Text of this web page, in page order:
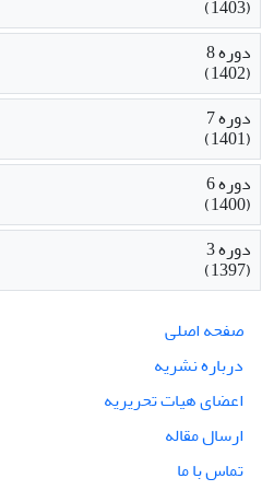
(1403)
دوره 8
(1402)
دوره 7
(1401)
دوره 6
(1400)
دوره 3
(1397)
صفحه اصلی
درباره نشریه
اعضای هیات تحریریه
ارسال مقاله
تماس با ما